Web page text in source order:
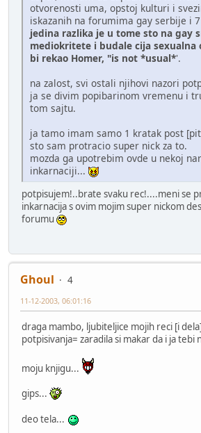
otvorenosti uma, opstoj kulturi i
iskazanih na forumima gay serbije i
jedina razlika je u tome sto na gay
mediokritete i budale cija sexualna
bi rekao Homer, "is not *usual*'.
na zalost, svi ostali njihovi nazori
ja se divim popibarinom vremenu i
tom sajtu.
ja tamo imam samo 1 kratak post
sto sam protracio super nick za to.
mozda ga upotrebim ovde u nekoj
inkarnaciji...
potpisujem!..brate svaku rec!....meni se
inkarnacija s ovim mojim super nickom
forumu
Ghoul
4
11-12-2003, 06:01:16
draga mambo, ljubiteljice mojih reci [i
potpisivanja= zaradila si makar da i ja tebi
moju knjigu...
gips...
deo tela...